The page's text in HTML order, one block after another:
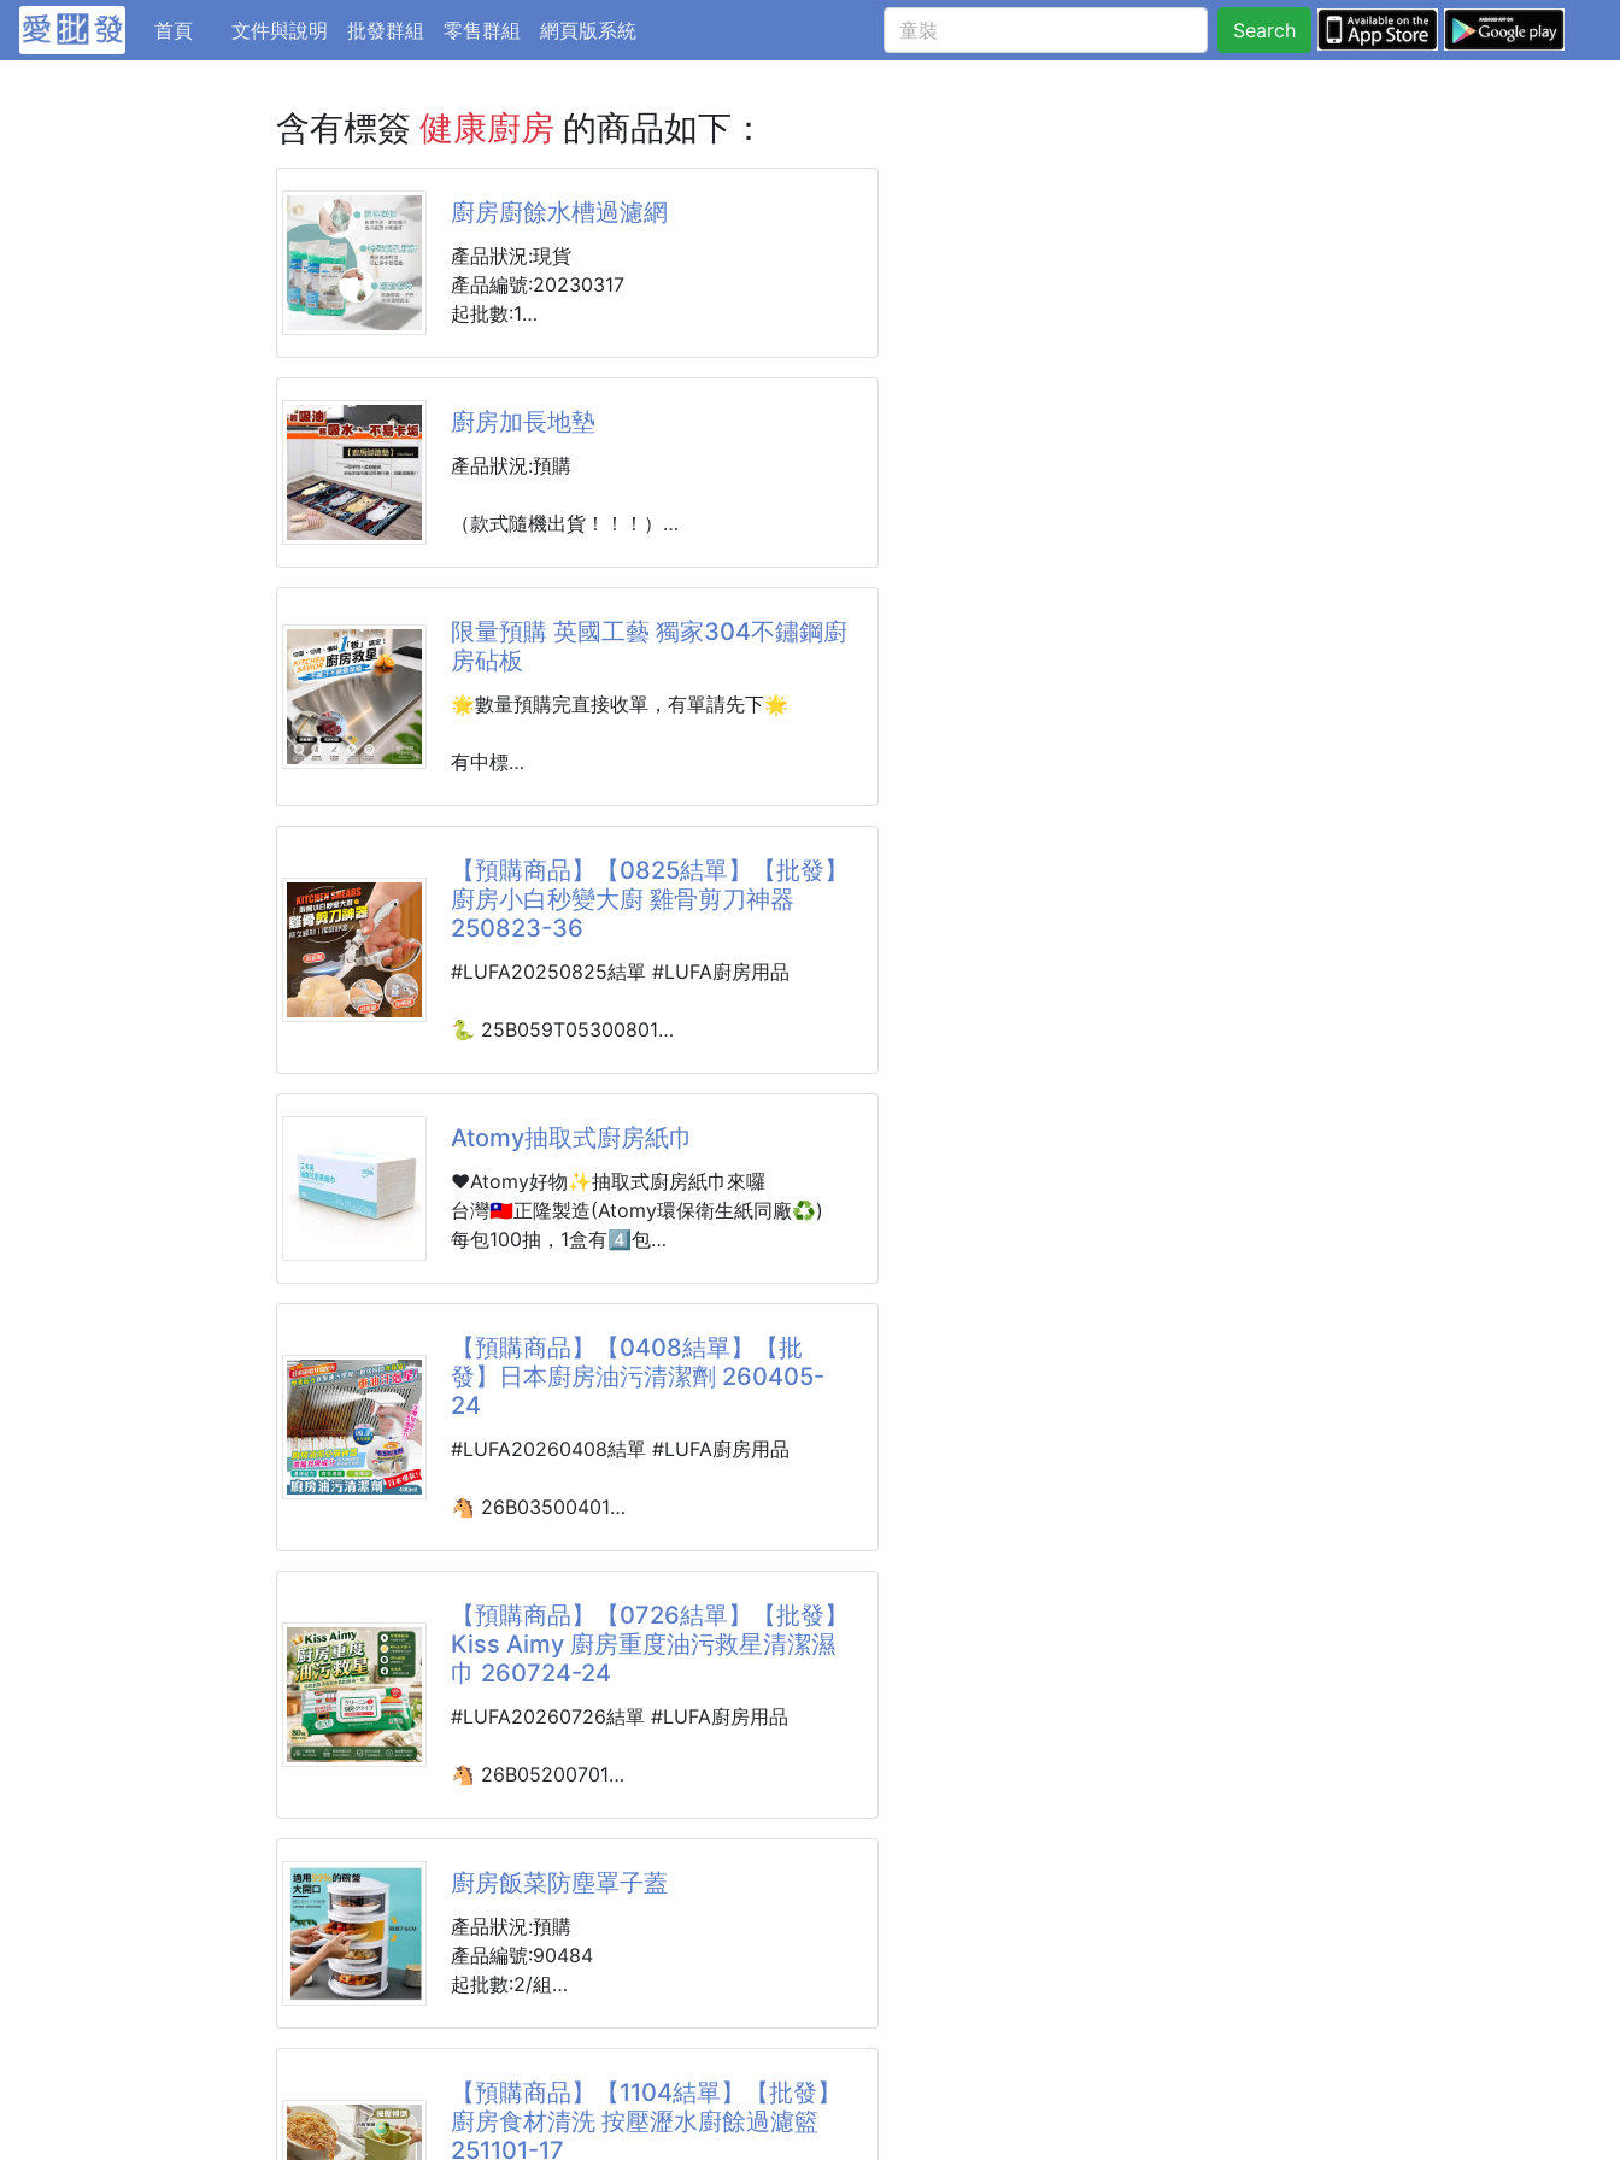
首頁(current)文件與說明 批發群組 零售群組 網頁版系統 Search
含有標簽 健康廚房 的商品如下：
廚房廚餘水槽過濾網
產品狀況:現貨
產品編號:20230317
起批數:1
廚污過濾網
水槽過濾網
可當簡易型肥皂袋
濾杯的清潔並杜絕異味及蚊繩孳生
數量:每包100入
台灣製造
材質:聚乙烯PE塑膠粒
展開約長22cm*寛30cm
#廚房用品
廚房加長地墊
產品狀況:預購
（款式隨機出貨！！！）
夠厚、夠緊密、夠耐操👍
花紋圖案是熱轉印技術，不掉色、不退色~
家裡各個位置都可以放，浴室、廚房需要吸水
到!!!
會不舒服~採在上面走來走去更讚!!!
同時可用做
（沙發椅踩腳/楊臺防滑/床邊防冷/兒童爬墊）
防滑效果特別好！尺寸105*45
#廚房用品
限量預購 英國工藝 獨家304不鏽鋼廚
房砧板
🌟數量預購完直接收單，有單請先下🌟
有中標
英國工藝授權
食品級304不鏽鋼，一塊抵多塊！
😱 你家的砧板是不是也有這些問題？
❌ 木砧板刀痕越切越深，藏污納垢
❌ 塑膠砧板越切越掉屑，吃進肚子超擔心
⚠️ 每天都在使用的砧板，真的不能隨便！
現在開始，換成更乾淨、更安心的選擇！
✨英國工藝授權，獨家304不鏽鋼廚房砧板
真正懂下廚的人，都開始改用304不鏽鋼砧
板！
不發霉、不掉屑、不易殘留異味
每天料理都更乾淨、更衛生！
【預購商品】【0825結單】【批發】
廚房小白秒變大廚 雞骨剪刀神器
250823-36
#LUFA20250825結單 #LUFA廚房用品
🐍 25B059T05300801
【商品說明】-
🍳【廚房小白秒變大廚的雞骨剪刀神器】
✨多功能 🐔雞骨剪刀神器✨
👨‍🍳
還在為處理食材手忙腳亂嗎？😵
一把剪刀，解決你的廚房煩惱！
🔪 鋒利刀刃：輕鬆剪斷雞骨、魚鰭，不卡卡！
🐔🐟
🤲 防滑握柄：人體工學設計，久用也不滑手、
不疲勞👏
🪝 多功能設計：
✔️ 剪食材 ✔️刮魚鱗 ✔️ 開瓶蓋 ✔️夾螃蟹 ✔️
夾核桃
📌 不鏽
Atomy抽取式廚房紙巾
❤Atomy好物✨抽取式廚房紙巾來囉
台灣🇹🇼正隆製造(Atomy環保衛生紙同廠♻️)
每包100抽，1盒有4️⃣包
Atomy廚房紙巾一組四包
每包100抽，等於400抽$88元。 等於一張
0.22元😏
🔎市面上賣的廚房紙巾
等於360抽$99元(是促銷期間，非促銷期售價
真的俗又大碗😘👏🏻
【預購商品】【0408結單】【批
發】日本廚房油污清潔劑 260405-
24
#LUFA20260408結單 #LUFA廚房用品
🐴 26B03500401
👉廚房再也不用滿手油垢、搞到一身狼狽啦！
💎日本研發升級配方→超濃縮清潔配方，強效
💎99.9%去污效果→頑固油垢、黏膩油煙，消
💎溫和不傷廚具→清潔同時保護，金屬亮晶
晶、鍋具像新的一樣！
💎操作超簡單→一噴一擦，秒變清潔小天才！
💎清潔範圍廣→抽油煙機、瓦斯爐、廚房牆
面、瓷磚、流理台通通搞定！
油污退散✨惡臭消
【預購商品】【0726結單】【批發】
Kiss Aimy 廚房重度油污救星清潔濕
巾 260724-24
#LUFA20260726結單 #LUFA廚房用品
🐴 26B05200701
每次煮飯都遇到這些問題嗎？
❌抽油煙機油垢厚厚一層
❌瓦斯爐噴油難清理
❌微波爐裡面油漬卡死角
❌清潔完還要再沖水超麻煩
現在只要一包【KissAimy廚房清潔濕巾】
讓你輕鬆搞定整個廚房清潔！✨
廚房飯菜防塵罩子蓋
產品狀況:預購
產品編號:90484
起批數:2/組
最近超熱銷的飯菜保溫盒~
🌸【優點】 🌴頂部蓋子可拆~
【預購商品】【1104結單】【批發】
廚房食材清洗 按壓瀝水廚餘過濾籃
251101-17